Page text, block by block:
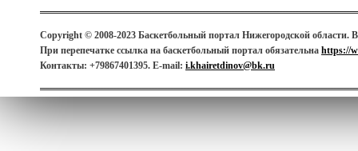
Copyright © 2008-2023 Баскетбольный портал Нижегородской области.
При перепечатке ссылка на баскетбольный портал обязательна https://
Контакты: +79867401395. E-mail: i.khairetdinov@bk.ru